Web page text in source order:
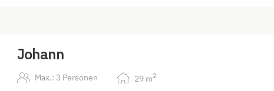
Johann
Max.: 3 Personen 29 m2